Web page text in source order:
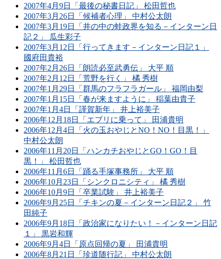
2007年4月9日「最後の秘書日記」 松田哲也
2007年3月26日「候補者心理」 中村公太朗
2007年3月19日「井の中の蛙政界を知る－インターン日
記２」 瓜生彩子
2007年3月12日「行ってきます－インターン日記１」
國府田貴裕
2007年2月26日「朗読必至武勇伝」 大平 順
2007年2月12日「荒野を行く」 橘 秀樹
2007年1月29日「群馬のフラフラガール」 福岡由梨
2007年1月15日「春が来ますように」 稲葉由貴子
2007年1月4日「謹賀新年」 井上裕美子
2006年12月18日「エブリに乗って」 田浦貴明
2006年12月4日「火の玉おやじとNO！NO！目黒！」
中村公太朗
2006年11月20日「ハンカチおやじとGO！GO！目
黒！」 松田哲也
2006年11月6日「踊る手塚事務所」 大平 順
2006年10月23日「シンクロニシティ」 橘 秀樹
2006年10月9日「卒業試験」 井上裕美子
2006年9月25日「チキンの夏－インターン日記２」 竹
田純子
2006年9月18日「政治家になりたい！－インターン日記
１」 黒岩和輝
2006年9月4日「原点回帰の夏」 田浦貴明
2006年8月21日「珍道随行記」 中村公太朗